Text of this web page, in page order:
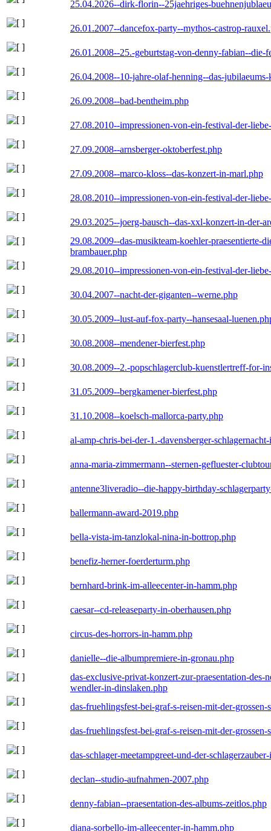
25.04.2026--dirk-florin--25jaehriges-
26.01.2007--dancefox-party--mythos-castrop-
26.01.2008--25.-geburtstag-von-denny-fabian--die-
26.04.2008--10-jahre-olaf-henning--das-
26.09.2008--bad-bentheim.php
27.08.2010--impressionen-von-ein-festival-der-
27.09.2008--arnsberger-oktoberfest.php
27.09.2008--marco-kloss--das-konzert-in-marl.php
28.08.2010--impressionen-von-ein-festival-der-
29.03.2025--joerg-bausch--das-xxl-konzert-in-der-
29.08.2009--das-musikteam-koehler-praesentierte-
brambauer.php
29.08.2010--impressionen-von-ein-festival-der-
30.04.2007--nacht-der-giganten--werne.php
30.05.2009--lust-auf-fox-party--hansesaal-
30.08.2008--mendener-bierfest.php
30.08.2009--2.-popschlagerclub-kuenstlertreff-for-
31.05.2009--bergkamener-bierfest.php
31.10.2008--koelsch-mallorca-party.php
al-amp-chris-bei-der-1.-davensberger-
anna-maria-zimmermann--sternen-gefluester-
antenne3liveradio--die-happy-birthday-
ballermann-award-2019.php
bella-vista-im-tanzlokal-nina-in-bottrop.php
benefiz-herner-foerderturm.php
bernhard-brink-im-alleecenter-in-hamm.php
caesar--cd-releaseparty-in-oberhausen.php
circus-des-horrors-in-hamm.php
danielle--die-albumpremiere-in-gronau.php
das-exclusive-privat-konzert-zur-praesentation-
wendler-in-dinslaken.php
das-fruehlingsfest-bei-graf-s-reisen-mit-der-
das-fruehlingsfest-bei-graf-s-reisen-mit-der-
das-schlager-meetampgreet-und-der-
declan--studio-aufnahmen-2007.php
denny-fabian--praesentation-des-albums-zeitlos.php
diana-sorbello-im-alleecenter-in-hamm.php